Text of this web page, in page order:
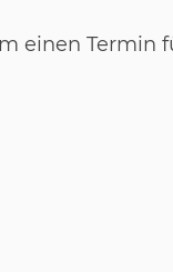
einen Termin